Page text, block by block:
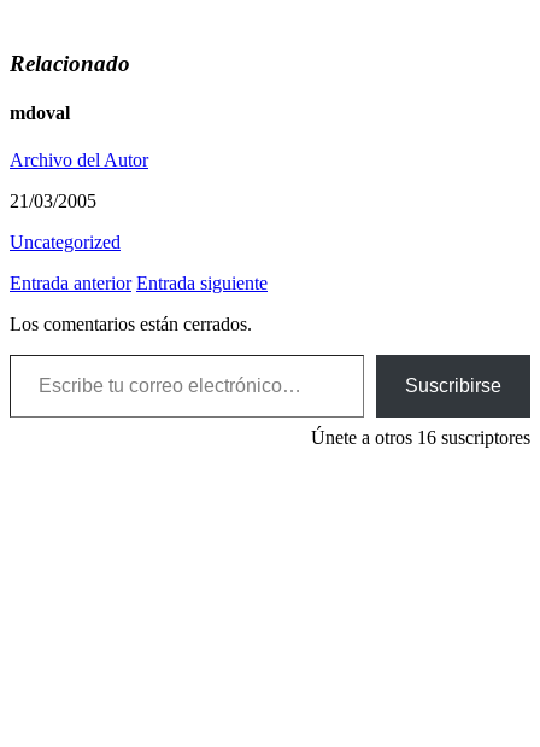
Relacionado
mdoval
Archivo del Autor
21/03/2005
Uncategorized
Entrada anterior Entrada siguiente
Los comentarios están cerrados.
Escribe tu correo electrónico…
Suscribirse
Únete a otros 16 suscriptores